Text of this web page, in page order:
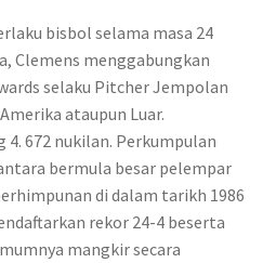
bisbol selama masa 24
Clemens menggabungkan
selaku Pitcher Jempolan
ataupun Luar.
672 nukilan. Perkumpulan
bermula besar pelempar
di dalam tarikh 1986
rekor 24-4 beserta
mangkir secara